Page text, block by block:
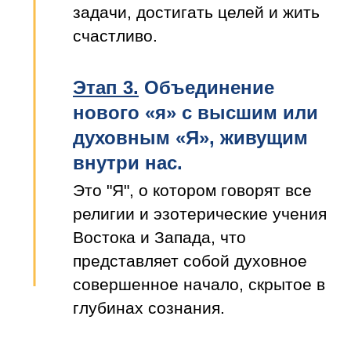
задачи, достигать целей и жить
счастливо.
Этап 3. Объединение
нового «я» с высшим или
духовным «Я», живущим
внутри нас.
Это "Я", о котором говорят все
религии и эзотерические учения
Востока и Запада, что
представляет собой духовное
совершенное начало, скрытое в
глубинах сознания.